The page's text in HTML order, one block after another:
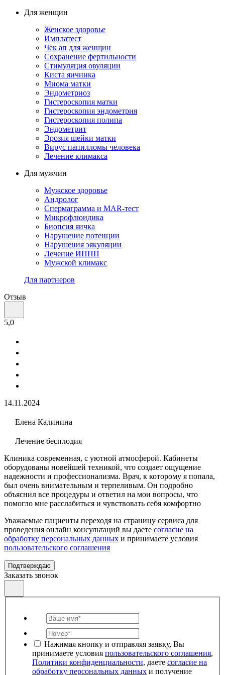
Для женщин
Женское здоровье
Имплатест
Чек ап для женщин
Сохранение фертильности
Стимуляция овуляции
Киста яичника
Миома матки
Эндометриоз
Гистероскопия матки
Гистероскопия эндометрия
Гистероскопия полипа
Эндометрит
Эрозия шейки матки
Вирус папилломы человека
Лечение климакса
Для мужчин
Мужское здоровье
Андролог
Спермаграмма и МАR-тест
Микрофлюидика
Биопсия яичка
Нарушение потенции
Нарушения эякуляции
Лечение ИППП
Мужской климакс
Для партнеров
Отзыв
5,0
14.11.2024
Елена Калинина
Лечение бесплодия
Клиника современная, с уютной атмосферой. Кабинеты
оборудованы новейшей техникой, что создает ощущение
надежности и профессионализма. Врач, к которому я попала,
был очень внимательным и терпеливым. Он подробно
объяснил все процедуры и ответил на мои вопросы, что
помогло мне расслабиться и чувствовать себя комфортно
Уважаемые пациенты переходя на страницу сервиса для
проведения онлайн консультаций вы даете согласие на
обработку персональных данных и принимаете условия
пользовательского соглашения
Подтверждаю
Заказать звонок
Нажимая кнопку и отправляя заявку, Вы
принимаете условия пользовательского соглашения,
Политики конфиденциальности, даете согласие на
обработку персональных данных и получение